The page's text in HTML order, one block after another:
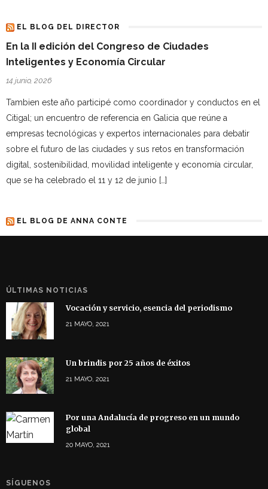
EL BLOG DEL DIRECTOR
En la II edición del Congreso de Ciudades
Inteligentes y Economía Circular
14 junio, 2026
Tambien este año participé como coordinador y conductos en el
Citigal; un encuentro de referencia en Galicia que reúne a
empresas tecnológicas y expertos internacionales para debatir
sobre el futuro de las ciudades y sus retos en transformación
digital, sostenibilidad, movilidad inteligente y economía circular,
que se ha celebrado el 11 y 12 de junio […]
EL BLOG DE ANNA CONTE
ÚLTIMAS NOTICIAS
Vocación y servicio, esencia del periodismo
21 MAYO, 2021
Un brindis por 25 años de éxitos
21 MAYO, 2021
Por una Andalucía de progreso en un mundo
global
20 MAYO, 2021
SÍGUENOS